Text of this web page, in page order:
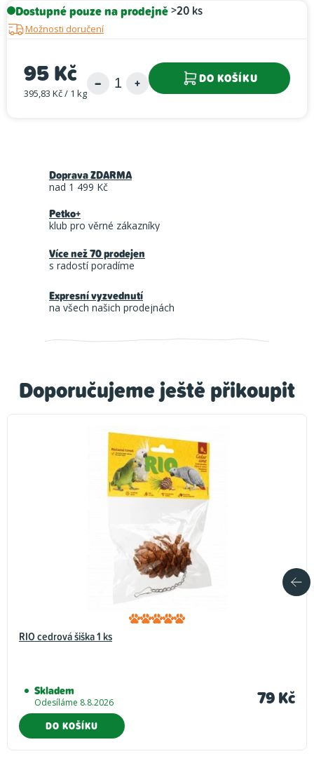
Dostupné pouze na prodejně>20 ks
Možnosti doručení
95 Kč
Měrná cena:
395,83 Kč / 1 kg
DO KOŠÍKU
Doporučujeme ještě přikoupit
RIO cedrová šiška 1 ks
Skladem
Odesíláme 8.8.2026 79 Kč
DO KOŠÍKU
Doprava ZDARMA
nad 1 499 Kč
Petko+
klub pro věrné zákazníky
Více než 70 prodejen
s radostí poradíme
Expresní vyzvednutí
na všech našich prodejnách